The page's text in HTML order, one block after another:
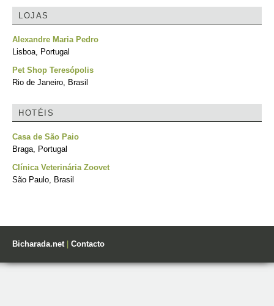
LOJAS
Alexandre Maria Pedro
Lisboa, Portugal
Pet Shop Teresópolis
Rio de Janeiro, Brasil
HOTÉIS
Casa de São Paio
Braga, Portugal
Clínica Veterinária Zoovet
São Paulo, Brasil
Bicharada.net| Contacto